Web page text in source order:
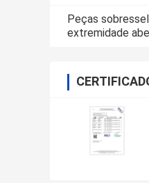
Peças
extremidade